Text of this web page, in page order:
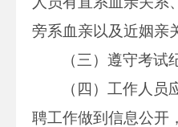
旁系血亲以及近姻亲
（三）遵守考试
（四）工作人
聘工作做到信息公开